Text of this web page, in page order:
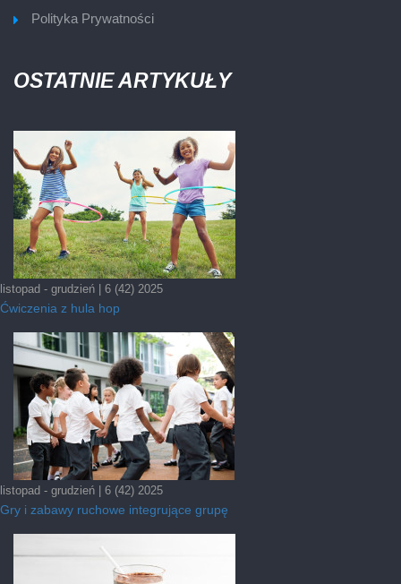
Polityka Prywatności
OSTATNIE ARTYKUŁY
listopad - grudzień | 6 (42) 2025
Ćwiczenia z hula hop
listopad - grudzień | 6 (42) 2025
Gry i zabawy ruchowe integrujące grupę